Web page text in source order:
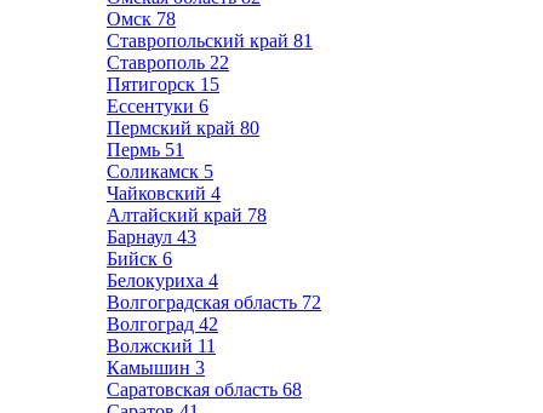
Омск 78
Ставропольский край 81
Ставрополь 22
Пятигорск 15
Ессентуки 6
Пермский край 80
Пермь 51
Соликамск 5
Чайковский 4
Алтайский край 78
Барнаул 43
Бийск 6
Белокуриха 4
Волгоградская область 72
Волгоград 42
Волжский 11
Камышин 3
Саратовская область 68